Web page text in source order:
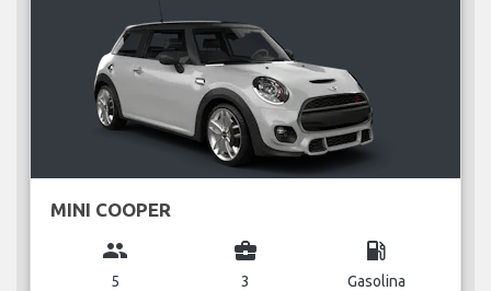
MINI COOPER
group
5
business_center
3
local_gas_station
Gasolina